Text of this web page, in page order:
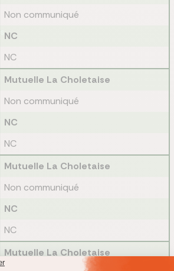
Non communiqué
NC
NC
Mutuelle La Choletaise
Non communiqué
NC
NC
Mutuelle La Choletaise
Non communiqué
NC
NC
Mutuelle La Choletaise